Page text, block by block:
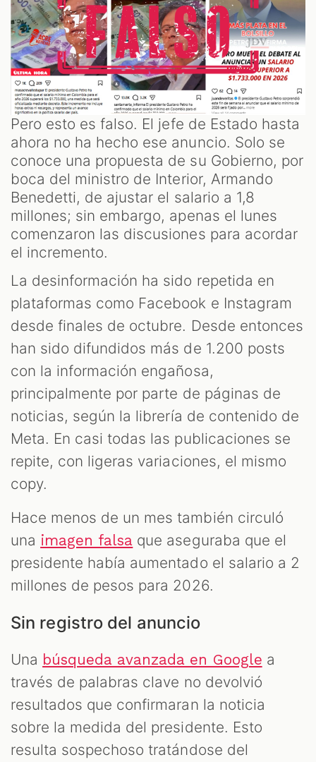
Pero esto es falso. El jefe de Estado hasta
ahora no ha hecho ese anuncio. Solo se
conoce una propuesta de su Gobierno, por
boca del ministro de Interior, Armando
Benedetti, de ajustar el salario a 1,8
millones; sin embargo, apenas el lunes
comenzaron las discusiones para acordar
el incremento.
La desinformación ha sido repetida en
plataformas como Facebook e Instagram
desde finales de octubre. Desde entonces
han sido difundidos más de 1.200 posts
con la información engañosa,
principalmente por parte de páginas de
noticias, según la librería de contenido de
Meta. En casi todas las publicaciones se
repite, con ligeras variaciones, el mismo
copy.
Hace menos de un mes también circuló
una imagen falsa que aseguraba que el
presidente había aumentado el salario a 2
millones de pesos para 2026.
Sin registro del anuncio
Una búsqueda avanzada en Google a
través de palabras clave no devolvió
resultados que confirmaran la noticia
sobre la medida del presidente. Esto
resulta sospechoso tratándose del